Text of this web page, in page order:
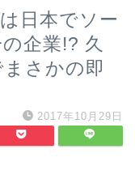
日本でソー
企業!? 久
さかの即
2017年10月29日